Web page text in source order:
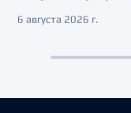
6 августа 2026 г.